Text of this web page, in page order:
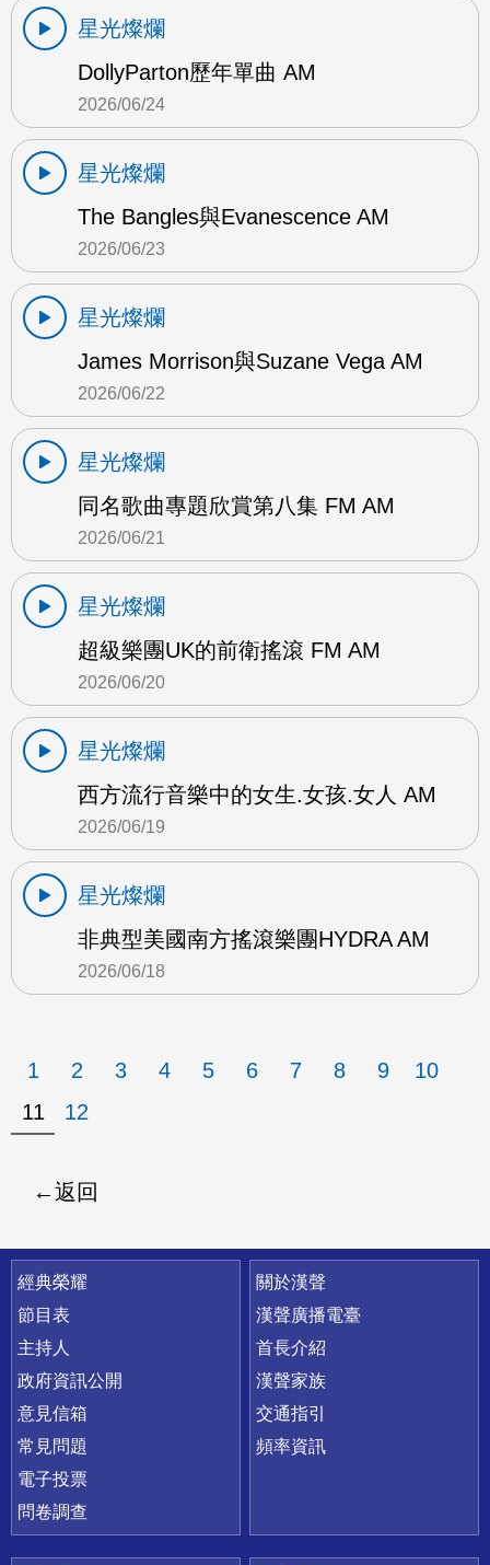
星光燦爛
DollyParton歷年單曲 AM
2026/06/24
星光燦爛
The Bangles與Evanescence AM
2026/06/23
星光燦爛
James Morrison與Suzane Vega AM
2026/06/22
星光燦爛
同名歌曲專題欣賞第八集 FM AM
2026/06/21
星光燦爛
超級樂團UK的前衛搖滾 FM AM
2026/06/20
星光燦爛
西方流行音樂中的女生.女孩.女人 AM
2026/06/19
星光燦爛
非典型美國南方搖滾樂團HYDRA AM
2026/06/18
1 2 3 4 5 6 7 8 9
10
11
12
返回
快速連結
經典榮耀
節目表
主持人
政府資訊公開
意見信箱
常見問題
電子投票
問卷調查
關於漢聲
漢聲廣播電臺
首長介紹
漢聲家族
交通指引
頻率資訊